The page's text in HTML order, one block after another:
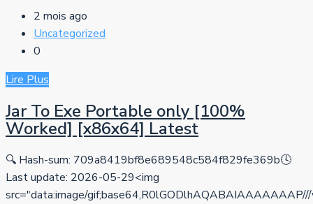
2 mois ago
Uncategorized
0
Lire Plus
Jar To Exe Portable only [100%
Worked] [x86x64] Latest
🔍 Hash-sum: 709a8419bf8e689548c584f829fe369b🕓
Last update: 2026-05-29<img
src="data:image/